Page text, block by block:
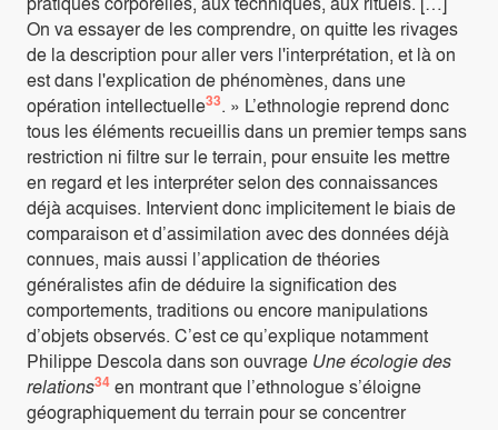
On va essayer de les comprendre, on quitte les rivages
de la description pour aller vers l'interprétation, et là on
est dans l'explication de phénomènes, dans une
opération intellectuelle33. » L’ethnologie reprend donc
tous les éléments recueillis dans un premier temps sans
restriction ni filtre sur le terrain, pour ensuite les mettre
en regard et les interpréter selon des connaissances
déjà acquises. Intervient donc implicitement le biais de
comparaison et d’assimilation avec des données déjà
connues, mais aussi l’application de théories
généralistes afin de déduire la signification des
comportements, traditions ou encore manipulations
d’objets observés. C’est ce qu’explique notamment
Philippe Descola dans son ouvrage Une écologie des
relations34 en montrant que l’ethnologue s’éloigne
géographiquement du terrain pour se concentrer